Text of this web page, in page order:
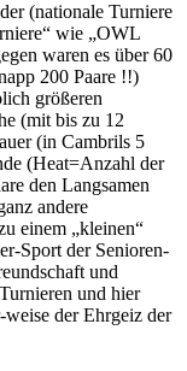
(nationale Turniere
wie „OWL
waren es über 60
200 Paare !!)
größeren
(mit bis zu 12
(in Cambrils 5
(Heat=Anzahl der
den Langsamen
andere
einem „kleinen“
Sport der Senioren-
und
und hier
der Ehrgeiz der